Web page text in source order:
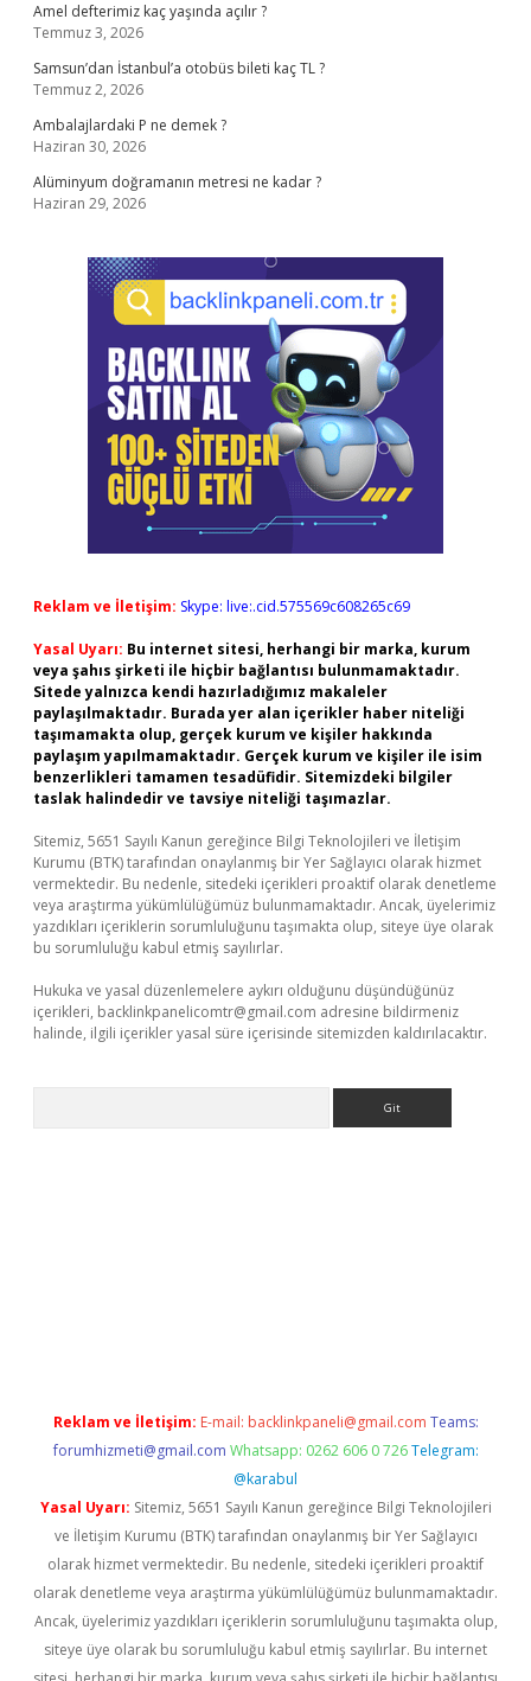
Amel defterimiz kaç yaşında açılır ?
Temmuz 3, 2026
Samsun’dan İstanbul’a otobüs bileti kaç TL ?
Temmuz 2, 2026
Ambalajlardaki P ne demek ?
Haziran 30, 2026
Alüminyum doğramanın metresi ne kadar ?
Haziran 29, 2026
Reklam ve İletişim: Skype: live:.cid.575569c608265c69
Yasal Uyarı: Bu internet sitesi, herhangi bir marka, kurum
veya şahıs şirketi ile hiçbir bağlantısı bulunmamaktadır.
Sitede yalnızca kendi hazırladığımız makaleler
paylaşılmaktadır. Burada yer alan içerikler haber niteliği
taşımamakta olup, gerçek kurum ve kişiler hakkında
paylaşım yapılmamaktadır. Gerçek kurum ve kişiler ile isim
benzerlikleri tamamen tesadüfidir. Sitemizdeki bilgiler
taslak halindedir ve tavsiye niteliği taşımazlar.
Sitemiz, 5651 Sayılı Kanun gereğince Bilgi Teknolojileri ve İletişim
Kurumu (BTK) tarafından onaylanmış bir Yer Sağlayıcı olarak hizmet
vermektedir. Bu nedenle, sitedeki içerikleri proaktif olarak denetleme
veya araştırma yükümlülüğümüz bulunmamaktadır. Ancak, üyelerimiz
yazdıkları içeriklerin sorumluluğunu taşımakta olup, siteye üye olarak
bu sorumluluğu kabul etmiş sayılırlar.
Hukuka ve yasal düzenlemelere aykırı olduğunu düşündüğünüz
içerikleri, backlinkpanelicomtr@gmail.com adresine bildirmeniz
halinde, ilgili içerikler yasal süre içerisinde sitemizden kaldırılacaktır.
Reklam ve İletişim: E-mail: backlinkpaneli@gmail.com Teams:
forumhizmeti@gmail.com Whatsapp: 0262 606 0 726 Telegram:
@karabul
Yasal Uyarı: Sitemiz, 5651 Sayılı Kanun gereğince Bilgi Teknolojileri
ve İletişim Kurumu (BTK) tarafından onaylanmış bir Yer Sağlayıcı
olarak hizmet vermektedir. Bu nedenle, sitedeki içerikleri proaktif
olarak denetleme veya araştırma yükümlülüğümüz bulunmamaktadır.
Ancak, üyelerimiz yazdıkları içeriklerin sorumluluğunu taşımakta olup,
siteye üye olarak bu sorumluluğu kabul etmiş sayılırlar. Bu internet